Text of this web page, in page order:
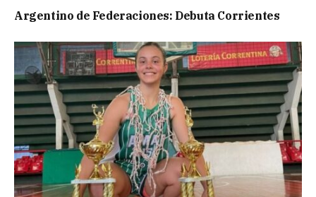
Argentino de Federaciones: Debuta Corrientes